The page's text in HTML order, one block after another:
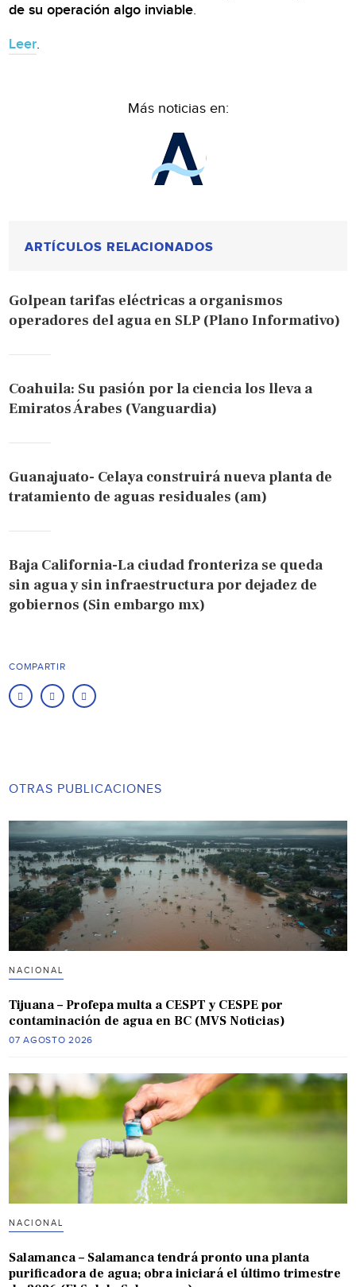
de su operación algo inviable.
Leer.
Más noticias en:
ARTÍCULOS RELACIONADOS
Golpean tarifas eléctricas a organismos
operadores del agua en SLP (Plano Informativo)
Coahuila: Su pasión por la ciencia los lleva a
Emiratos Árabes (Vanguardia)
Guanajuato- Celaya construirá nueva planta de
tratamiento de aguas residuales (am)
Baja California-La ciudad fronteriza se queda
sin agua y sin infraestructura por dejadez de
gobiernos (Sin embargo mx)
COMPARTIR
OTRAS PUBLICACIONES
NACIONAL
Tijuana – Profepa multa a CESPT y CESPE por
contaminación de agua en BC (MVS Noticias)
07 AGOSTO 2026
NACIONAL
Salamanca – Salamanca tendrá pronto una planta
purificadora de agua; obra iniciará el último trimestre